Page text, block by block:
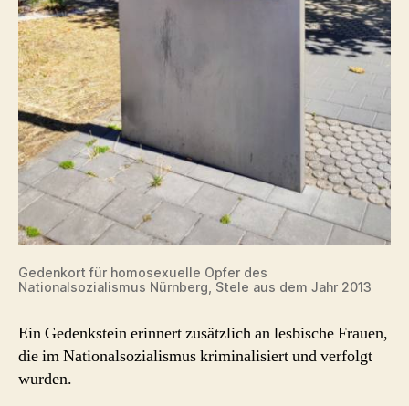
Gedenkort für homosexuelle Opfer des
Nationalsozialismus Nürnberg, Stele aus dem Jahr 2013
Ein Gedenkstein erinnert zusätzlich an lesbische Frauen,
die im Nationalsozialismus kriminalisiert und verfolgt
wurden.